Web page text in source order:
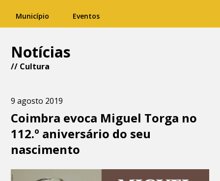
Município Eventos
Notícias
// Cultura
9 agosto 2019
Coimbra evoca Miguel Torga no
112.º aniversário do seu
nascimento